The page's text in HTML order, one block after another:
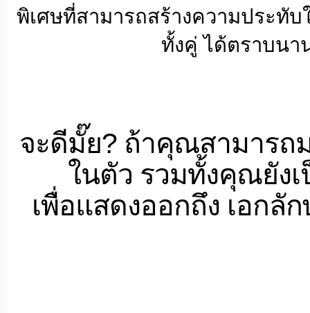
พิเศษที่สามารถสร้างความประทั
ทั้งคู่ ได้ตราบนา
จะดีมั๊ย? ถ้าคุณสามาร
ในตัว รวมทั้งคุณยัง
เพื่อแสดงออกถึง เอก